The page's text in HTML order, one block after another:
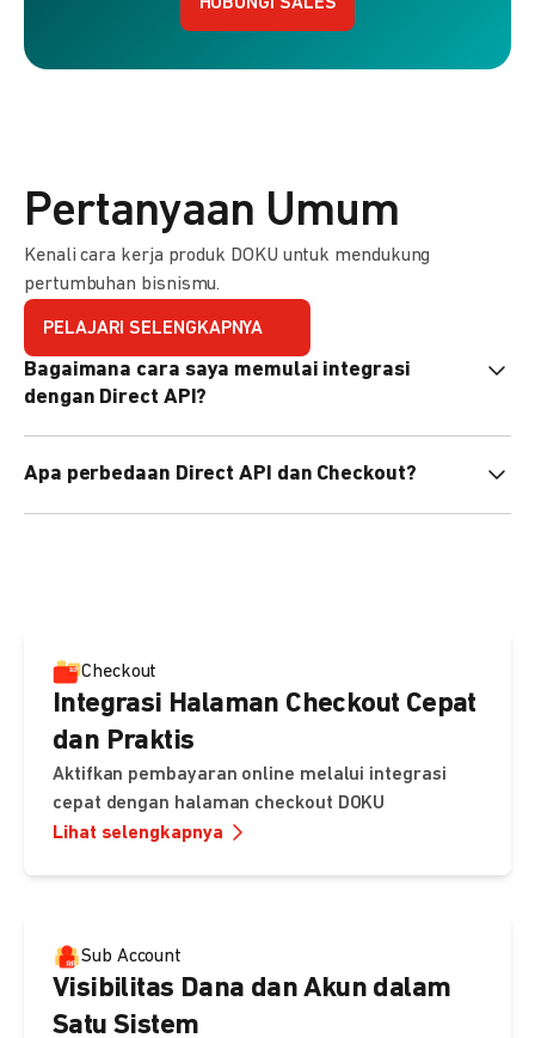
HUBUNGI SALES
Pertanyaan Umum
Kenali cara kerja produk DOKU untuk mendukung
pertumbuhan bisnismu.
PELAJARI SELENGKAPNYA
Bagaimana cara saya memulai integrasi
dengan Direct API?
pemrograman untuk membantu integrasi Anda. Pelajari
Apa perbedaan Direct API dan Checkout?
Checkout
Integrasi Halaman Checkout Cepat
dan Praktis
Aktifkan pembayaran online melalui integrasi
cepat dengan halaman checkout DOKU
Lihat selengkapnya
Sub Account
Visibilitas Dana dan Akun dalam
Satu Sistem